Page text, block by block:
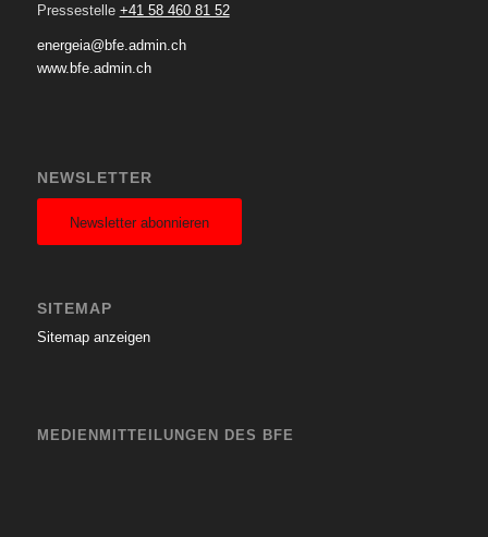
Pressestelle +41 58 460 81 52
energeia@bfe.admin.ch
www.bfe.admin.ch
NEWSLETTER
Newsletter abonnieren
SITEMAP
Sitemap anzeigen
MEDIENMITTEILUNGEN DES BFE